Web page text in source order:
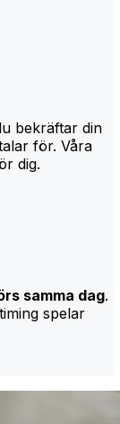
bekräftar din
för. Våra
dig.
samma dag.
spelar